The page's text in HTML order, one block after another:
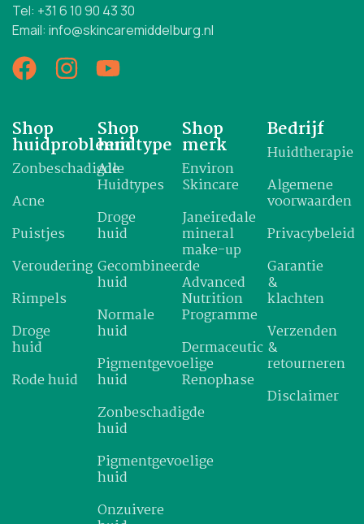
Tel: +31 6 10 90 43 30
Email: info@skincaremiddelburg.nl
Shop
huidprobleem
Zonbeschadigde
Acne
Puistjes
Veroudering
Rimpels
Droge
huid
Rode huid
Shop
huidtype
Alle
Huidtypes
Droge
huid
Gecombineerde
huid
Normale
huid
Pigmentgevoelige
huid
Zonbeschadigde
huid
Pigmentgevoelige
huid
Onzuivere
Shop
merk
Environ
Skincare
Janeiredale
mineral
make-up
Advanced
Nutrition
Programme
Dermaceutic
Renophase
Bedrijf
Huidtherapie
Algemene
voorwaarden
Privacybeleid
Garantie
&
klachten
Verzenden
&
retourneren
Disclaimer